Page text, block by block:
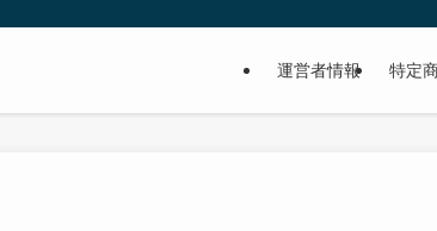
運営者情報 特定